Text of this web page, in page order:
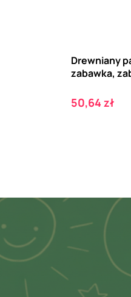
Drewniany
zabawka,
Cena
50,64 zł